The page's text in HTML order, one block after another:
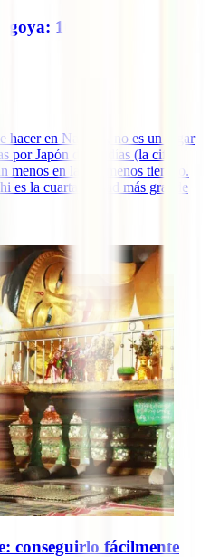
10 planes
hacer en Nagoya, no es un lugar
por Japón de 15 días (la cifra
menos en las de menos tiempo.
es la cuarta ciudad más grande
conseguirlo fácilmente